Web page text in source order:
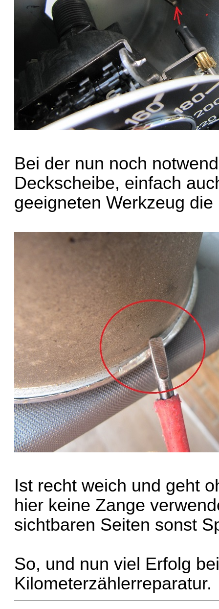
Bei der nun noch
Deckscheibe, einfach
geeigneten Werkzeug
Ist recht weich und geht
hier keine Zange
sichtbaren Seiten sonst
So, und nun viel Erfolg
Kilometerzählerreparatur.